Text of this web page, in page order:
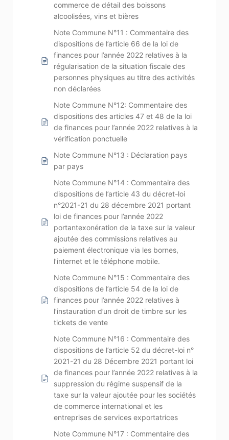
commerce de détail des boissons
alcoolisées, vins et bières
Note Commune N°11 : Commentaire des
dispositions de l’article 66 de la loi de
finances pour l’année 2022 relatives à la
régularisation de la situation fiscale des
personnes physiques au titre des activités
non déclarées
Note Commune N°12: Commentaire des
dispositions des articles 47 et 48 de la loi
de finances pour l’année 2022 relatives à la
vérification ponctuelle
Note Commune N°13 : Déclaration pays
par pays
Note Commune N°14 : Commentaire des
dispositions de l’article 43 du décret-loi
n°2021-21 du 28 décembre 2021 portant
loi de finances pour l’année 2022
portantexonération de la taxe sur la valeur
ajoutée des commissions relatives au
paiement électronique via les bornes,
l’internet et le téléphone mobile.
Note Commune N°15 : Commentaire des
dispositions de l’article 54 de la loi de
finances pour l’année 2022 relatives à
l’instauration d’un droit de timbre sur les
tickets de vente
Note Commune N°16 : Commentaire des
dispositions de l’article 52 du décret-loi n°
2021-21 du 28 Décembre 2021 portant loi
de finances pour l’année 2022 relatives à la
suppression du régime suspensif de la
taxe sur la valeur ajoutée pour les sociétés
de commerce international et les
entreprises de services exportatrices
Note Commune N°17 : Commentaire des